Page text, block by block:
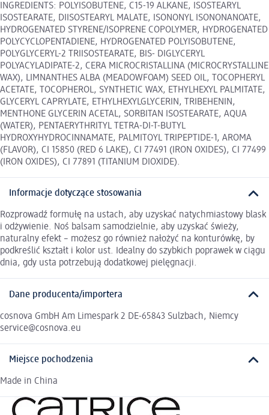
INGREDIENTS: POLYISOBUTENE, C15-19 ALKANE, ISOSTEARYL
ISOSTEARATE, DIISOSTEARYL MALATE, ISONONYL ISONONANOATE,
HYDROGENATED STYRENE/ISOPRENE COPOLYMER, HYDROGENATED
POLYCYCLOPENTADIENE, HYDROGENATED POLYISOBUTENE,
POLYGLYCERYL-2 TRIISOSTEARATE, BIS- DIGLYCERYL
POLYACYLADIPATE-2, CERA MICROCRISTALLINA (MICROCRYSTALLINE
WAX), LIMNANTHES ALBA (MEADOWFOAM) SEED OIL, TOCOPHERYL
ACETATE, TOCOPHEROL, SYNTHETIC WAX, ETHYLHEXYL PALMITATE,
GLYCERYL CAPRYLATE, ETHYLHEXYLGLYCERIN, TRIBEHENIN,
MENTHONE GLYCERIN ACETAL, SORBITAN ISOSTEARATE, AQUA
(WATER), PENTAERYTHRITYL TETRA-DI-T-BUTYL
HYDROXYHYDROCINNAMATE, PALMITOYL TRIPEPTIDE-1, AROMA
(FLAVOR), CI 15850 (RED 6 LAKE), CI 77491 (IRON OXIDES), CI 77499
(IRON OXIDES), CI 77891 (TITANIUM DIOXIDE).
Informacje dotyczące stosowania
Rozprowadź formułę na ustach, aby uzyskać natychmiastowy blask
i odżywienie. Noś balsam samodzielnie, aby uzyskać świeży,
naturalny efekt – możesz go również nałożyć na konturówkę, by
podkreślić kształt i kolor ust. Idealny do szybkich poprawek w ciągu
dnia, gdy usta potrzebują dodatkowej pielęgnacji.
Dane producenta/importera
cosnova GmbH Am Limespark 2 DE-65843 Sulzbach, Niemcy
service@cosnova.eu
Miejsce pochodzenia
Made in China